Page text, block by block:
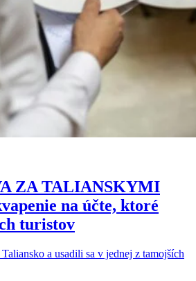
ZA TALIANSKYMI
na účte, ktoré
turistov
a usadili sa v jednej z tamojších